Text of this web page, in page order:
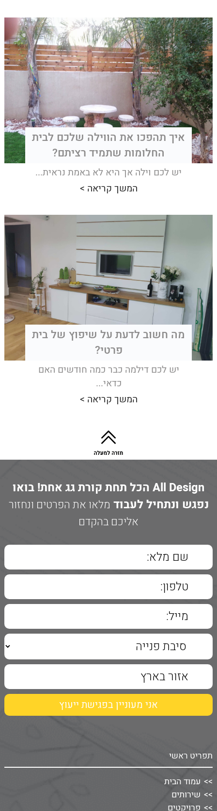
איך תהפכו את הווילה שלכם לבית
החלומות שתמיד רציתם?
יש לכם וילה אך היא לא באמת נראית...
המשך קריאה >
מה חשוב לדעת על שיפוץ של בית
פרטי?
יש לכם דילמה כבר כמה חודשים האם
כדאי...
המשך קריאה >
All Design הכל תחת קורת גג אחת! בואו
נפגש ונתחיל לעבוד מלאו את הפרטים ונחזור
אליכם בהקדם
תפריט ראשי
עמוד הבית
שירותים
פרויקטים